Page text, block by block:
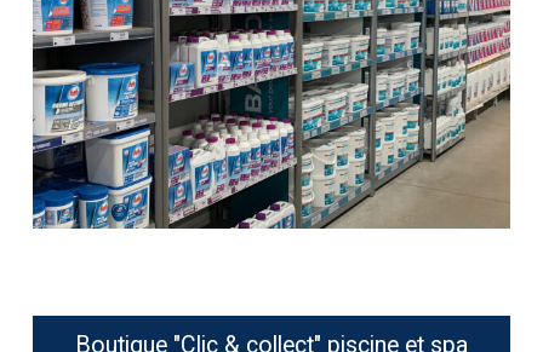
Boutique "Clic & collect" piscine et spa